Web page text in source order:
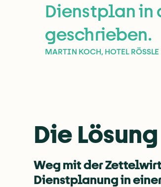
Dienstplan in
geschrieben.
MARTIN KOCH, HOTEL RÖSSLE
Die Lösung
Weg mit der
Dienstplanung in